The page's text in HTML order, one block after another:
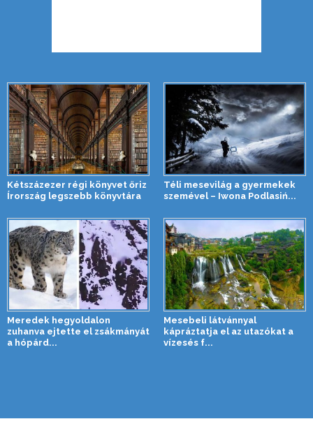
Kétszázezer régi könyvet őriz
Írország legszebb könyvtára
Téli mesevilág a gyermekek
szemével – Iwona Podlasiń...
Meredek hegyoldalon
zuhanva ejtette el zsákmányát
a hópárd...
Mesebeli látvánnyal
kápráztatja el az utazókat a
vízesés f...